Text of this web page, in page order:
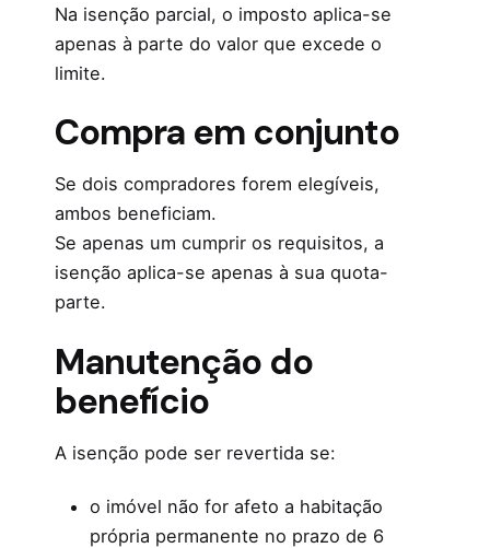
Na isenção parcial, o imposto aplica-se
apenas à parte do valor que excede o
limite.
Compra em conjunto
Se dois compradores forem elegíveis,
ambos beneficiam.
Se apenas um cumprir os requisitos, a
isenção aplica-se apenas à sua quota-
parte.
Manutenção do
benefício
A isenção pode ser revertida se:
o imóvel não for afeto a habitação
própria permanente no prazo de 6